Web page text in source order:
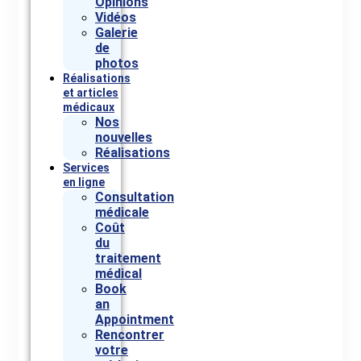
Vidéos
Galerie
de
photos
Réalisations
et articles
médicaux
Nos
nouvelles
Réalisations
Services
en ligne
Consultation
médicale
Coût
du
traitement
médical
Book
an
Appointment
Rencontrer
votre